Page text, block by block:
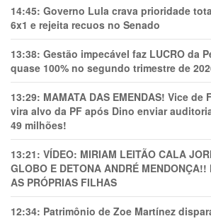
14:45: Governo Lula crava prioridade
6x1 e rejeita recuos no Senado
13:38: Gestão impecável faz LUCRO da
quase 100% no segundo trimestre de
13:29: MAMATA DAS EMENDAS! Vice
vira alvo da PF após Dino enviar
49 milhões!
13:21: VÍDEO: MIRIAM LEITÃO CALA
GLOBO E DETONA ANDRÉ
AS PRÓPRIAS FILHAS
12:34: Patrimônio de Zoe Martínez